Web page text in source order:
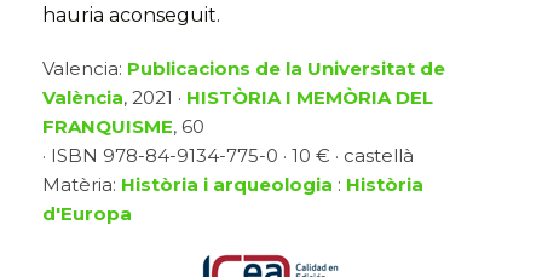
hauria aconseguit.
Valencia: Publicacions de la Universitat de
València, 2021 · HISTÒRIA I MEMÒRIA DEL
FRANQUISME, 60
· ISBN 978-84-9134-775-0 · 10 € · castellà
Matèria: Història i arqueologia : Història
d'Europa